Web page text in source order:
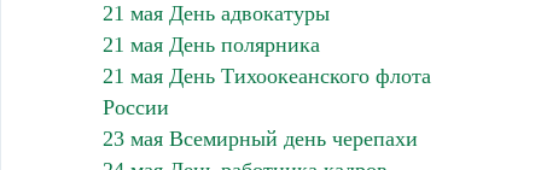
21 мая День адвокатуры
21 мая День полярника
21 мая День Тихоокеанского флота
России
23 мая Всемирный день черепахи